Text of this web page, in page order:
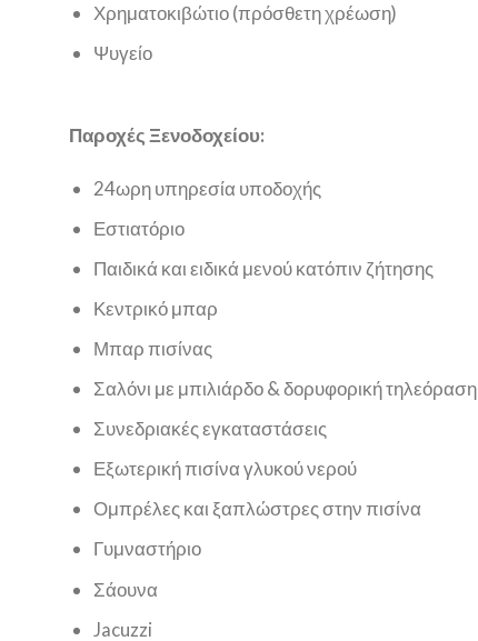
Χρηματοκιβώτιο (πρόσθετη χρέωση)
Ψυγείο
Παροχές Ξενοδοχείου:
24ωρη υπηρεσία υποδοχής
Εστιατόριο
Παιδικά και ειδικά μενού κατόπιν ζήτησης
Κεντρικό μπαρ
Μπαρ πισίνας
Σαλόνι με μπιλιάρδο & δορυφορική τηλεόραση
Συνεδριακές εγκαταστάσεις
Εξωτερική πισίνα γλυκού νερού
Ομπρέλες και ξαπλώστρες στην πισίνα
Γυμναστήριο
Σάουνα
Jacuzzi